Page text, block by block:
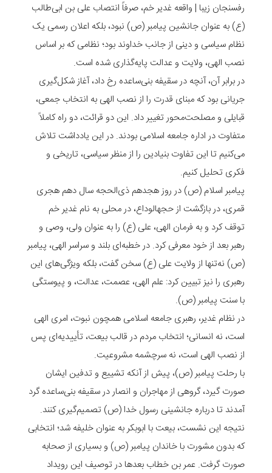
رفسنجان زیبا | واقعه غدیر خم، صرفاً انتصاب علی بن ابی‌طالب
(ع) به عنوان جانشین پیامبر (ص) نبود، بلکه اعلان رسمی یک
نظام سیاسی و دینی از جانب خداوند بود؛ نظامی که بر اساس
نصب الهی، ولایت و عدالت پایه‌گذاری شده است.
در برابر آن، آنچه در سقیفه بنی‌ساعده رخ داد، آغاز شکل‌گیری
جریانی بود که مبنای قدرت را از نصب الهی به انتخاب جمعی،
قبایلی و مصلحت‌محور تغییر داد. این دو قرائت، دو راه کاملاً
متفاوت در اداره جامعه اسلامی بودند. در این یادداشت تلاش
می‌کنیم تا این تفاوت بنیادین را از منظر سیاسی، تاریخی و
فکری تحلیل کنیم.
پیامبر اسلام (ص) در روز هجدهم ذی‌الحجه سال دهم هجری
قمری، در بازگشت از حجهالوداع، در محلی به نام غدیر خم
توقف کرد و به فرمان الهی، علی (ع) را به عنوان ولی، وصی و
رهبر بعد از خود معرفی کرد. در خطبه‌ای بلند و سراسر الهی، پیامبر
(ص) نه‌تنها از ولایت علی (ع) سخن گفت، بلکه ویژگی‌های این
رهبری را نیز تبیین کرد: علم الهی، عصمت، عدالت، و پیوستگی
با سنت پیامبر (ص).
در نظام غدیر، رهبری جامعه اسلامی همچون نبوت، امری الهی
است، نه انسانی؛ انتخاب مردم در قالب بیعت، تأییدیه‌ای پس
از نصب الهی است، نه سرچشمه مشروعیت.
با رحلت پیامبر (ص)، پیش از آنکه تشییع و تدفین ایشان
صورت گیرد، گروهی از مهاجران و انصار در سقیفه بنی‌ساعده گرد
آمدند تا درباره جانشینی رسول خدا (ص) تصمیم‌گیری کنند.
نتیجه این نشست، بیعت با ابوبکر به عنوان خلیفه شد؛ انتخابی
که بدون مشورت با خاندان پیامبر (ص) و بسیاری از صحابه
صورت گرفت. عمر بن خطاب بعدها در توصیف این رویداد